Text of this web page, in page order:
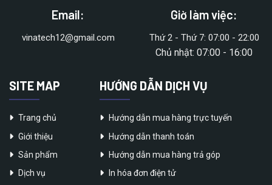
Email:
vinatech12@gmail.com
Giờ làm việc:
Thứ 2 - Thứ 7: 07:00 - 22:00
Chủ nhật: 07:00 - 16:00
SITE MAP
Trang chủ
Giới thiệu
Sản phẩm
Dịch vụ
HƯỚNG DẪN DỊCH VỤ
Hướng dẫn mua hàng trực tuyến
Hướng dẫn thanh toán
Hướng dẫn mua hàng trả góp
In hóa đơn điện tử